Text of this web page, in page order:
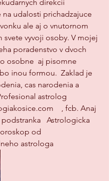
direkcii
udalosti prichadzajuce
ale aj o vnutornom
svete vyvoji osoby. V mojej
poradenstvo v dvoch
osobne  aj pisomne
inou formou.  Zaklad je
cas narodenia a
astrolog
, fcb. Anaj
podstranka   Astrologicka
od
astrologa